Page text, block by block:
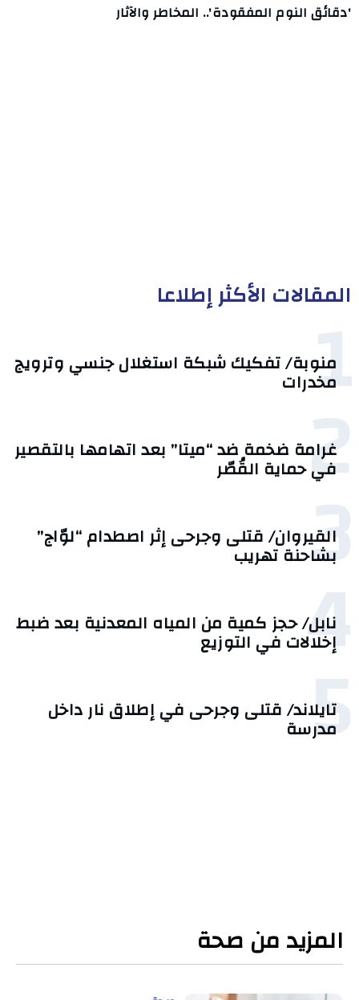
'دقائق النوم المفقودة'.. المخاطر والآثار
المقالات الأكثر إطلاعا
1
منوبة/ تفكيك شبكة استغلال جنسي وترويج
مخدرات
2
غرامة ضخمة ضد “ميتا” بعد اتهامها بالتقصير
في حماية القُصّر
3
القيروان/ قتلى وجرحى إثر اصطدام “لوّاج”
بشاحنة تهريب
4
نابل/ حجز كمية من المياه المعدنية بعد ضبط
إخلالات في التوزيع
5
تايلاند/ قتلى وجرحى في إطلاق نار داخل
مدرسة
المزيد من صحة